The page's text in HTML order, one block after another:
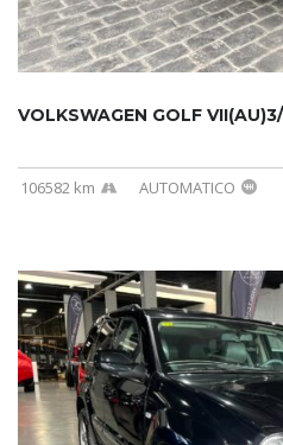
106582 km AUTOMATICO